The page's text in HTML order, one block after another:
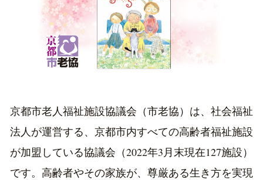
京都市老人福祉施設協議会（市老協）は、社会福祉
法人が運営する、京都市内すべての高齢者福祉施設
が加盟している協議会（2022年3月末現在127施設）
です。高齢者やその家族が、尊厳ある生き方を実現